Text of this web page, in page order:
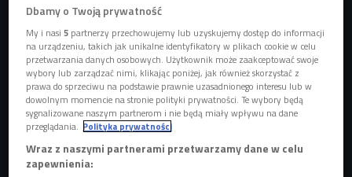
Jak przemycić zdrowie w comfort foods
Dbamy o Twoją prywatność
My i nasi5 partnerzy przechowujemy lub uzyskujemy dostęp do informacji
na urządzeniu, takich jak unikalne identyfikatory w plikach cookie w celu
przetwarzania danych osobowych. Użytkownik może zaakceptować swoje
wybory lub zarządzać nimi, klikając poniżej, jak również skorzystać z
prawa do sprzeciwu na podstawie prawnie uzasadnionego interesu lub w
dowolnym momencie na stronie polityki prywatności. Te wybory będą
sygnalizowane naszym partnerom i nie będą miały wpływu na dane
przeglądania. Polityka prywatności
Wraz z naszymi partnerami przetwarzamy dane w celu
zapewnienia: